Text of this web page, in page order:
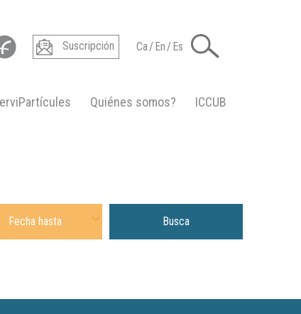
Suscripción Ca/En/Es
Quiénes somos?
ICCUB